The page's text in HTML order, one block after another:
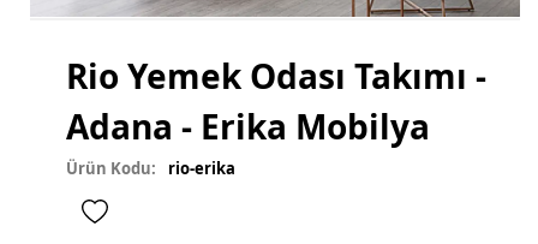
Gardırop
Ray Dolap
Sandalye
Masa
Masa Sandalye
Rio Yemek Odası Takımı -
Adana - Erika Mobilya
Ürün Kodu: rio-erika